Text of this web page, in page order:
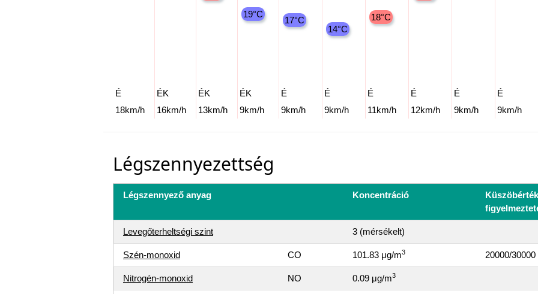
É
18km/h
ÉK
16km/h
ÉK
13km/h
19°C
ÉK
9km/h
17°C
É
9km/h
14°C
É
9km/h
18°C
É
11km/h
É
12km/h
É
9km/h
É
9km/h
Légszennyezettség
Légszennyező anyag Koncentráció
Küszöbérték
Levegőterheltségi szint 3 (mérsékelt)
Szén-monoxid CO 101.83 μg/m3 20000/30000
Nitrogén-monoxid NO 0.09 μg/m3